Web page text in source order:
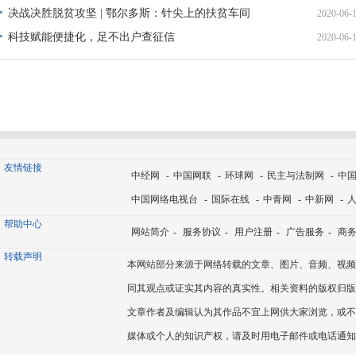
决战决胜脱贫攻坚 | 鄂尔多斯：针尖上的扶贫车间 2020-06-
科技赋能便捷化，足不出户查征信 2020-06-
友情链接
中经网 - 中国网联 - 环球网 - 民主与法制网 - 中
中国网络电视台 - 国际在线 - 中青网 - 中新网 -
帮助中心
网站简介 - 服务协议 - 用户注册 - 广告服务 - 商
转载声明
本网站部分来源于网络转载的文章、图片、音频、视
同其观点或证实其内容的真实性。相关资料的版权归
文章作者及编辑认为其作品不宜上网供大家浏览，或
媒体或个人的知识产权，请及时用电子邮件或电话通